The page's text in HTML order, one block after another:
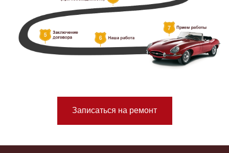
Записаться на ремонт